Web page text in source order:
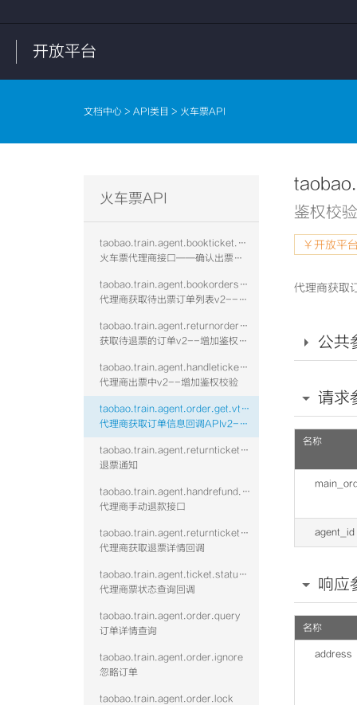
开放平台
文档中心 > API类目 > 火车票API
火车票API
taobao.train.agent.bookticket.confirm.vtwo
火车票代理商接口——确认出票是否成功v2--增加鉴权校验
taobao.train.agent.bookorders.get.vtwo
代理商获取待出票订单列表v2--增加鉴权校验
taobao.train.agent.returnorders.get.vtwo
获取待退票的订单v2--增加鉴权校验
taobao.train.agent.handleticket.confirm.vtwo
代理商出票中v2--增加鉴权校验
taobao.train.agent.order.get.vtwo
代理商获取订单信息回调APIv2--增加鉴权校验
taobao.train.agent.returnticket.confirm.vtwo
退票通知
taobao.train.agent.handrefund.refundfee
代理商手动退款接口
taobao.train.agent.returnticketinfo.get.vtwo
代理商获取退票详情回调
taobao.train.agent.ticket.status.callback
代理商票状态查询回调
taobao.train.agent.order.query
订单详情查询
taobao.train.agent.order.ignore
忽略订单
taobao.train.agent.order.lock
鉴权校
￥开放平
代理商获取
公共
请求
名称
agent_id
响应
名称
address